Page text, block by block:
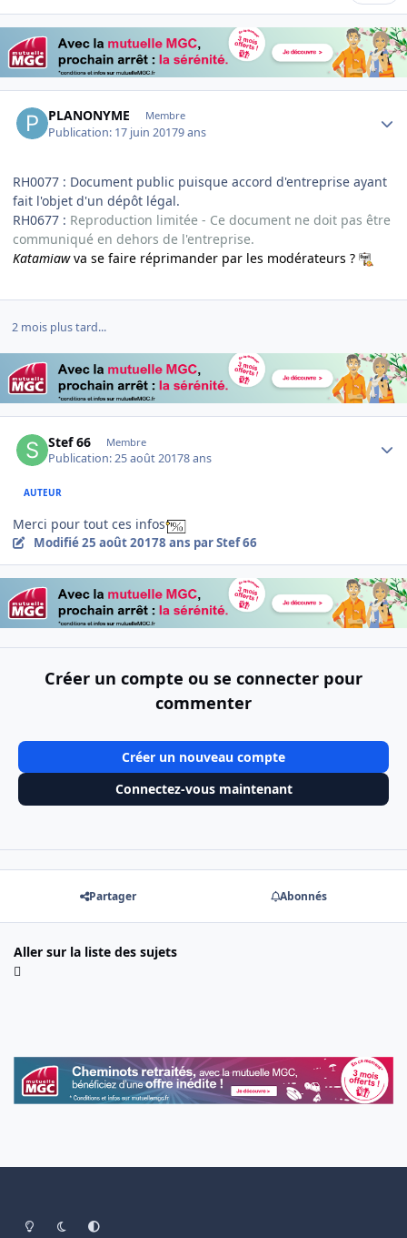
PLANONYME Membre
Publication: 17 juin 20179 ans
RH0077 : Document public puisque accord d'entreprise ayant
fait l'objet d'un dépôt légal.
RH0677 : Reproduction limitée - Ce document ne doit pas être
communiqué en dehors de l'entreprise.
Katamiawva se faire réprimander par les modérateurs ?
2 mois plus tard...
Stef 66 Membre
Publication:25 août 20178 ans
AUTEUR
Merci pour tout ces infos
Modifié25 août 20178 ans par Stef 66
Créer un compte ou se connecter pour
commenter
Créer un nouveau compte
Connectez-vous maintenant
Partager Abonnés
Aller sur la liste des sujets
Light ModeDark ModeSystem Preference